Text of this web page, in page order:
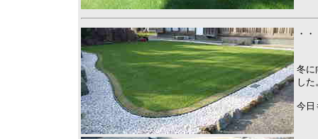
・
冬に
した
今日